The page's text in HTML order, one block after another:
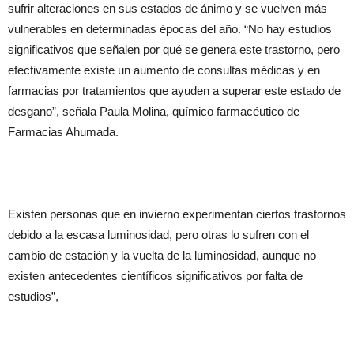
sufrir alteraciones en sus estados de ánimo y se vuelven más
vulnerables en determinadas épocas del año. “No hay estudios
significativos que señalen por qué se genera este trastorno, pero
efectivamente existe un aumento de consultas médicas y en
farmacias por tratamientos que ayuden a superar este estado de
desgano”, señala Paula Molina, químico farmacéutico de
Farmacias Ahumada.
Existen personas que en invierno experimentan ciertos trastornos
debido a la escasa luminosidad, pero otras lo sufren con el
cambio de estación y la vuelta de la luminosidad, aunque no
existen antecedentes científicos significativos por falta de
estudios”,